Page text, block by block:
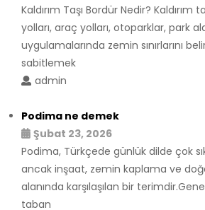
Kaldırım Taşı Bordür Nedir? Kaldırım
yolları, araç yolları, otoparklar, park
uygulamalarında zemin sınırlarını
sabitlemek
admin
Podima ne demek
Şubat 23, 2026
Podima, Türkçede günlük dilde çok
ancak inşaat, zemin kaplama ve
alanında karşılaşılan bir
taban